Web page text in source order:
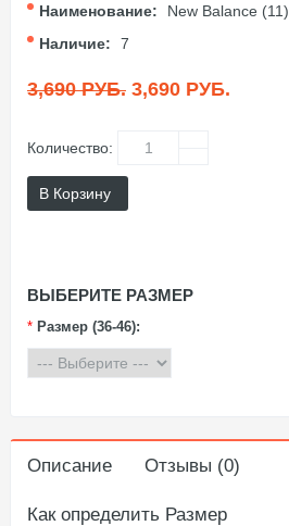
Наименование:
New Balance (11)
Наличие:
7
3,690 РУБ. 3,690 РУБ.
Количество:
В Корзину
ВЫБЕРИТЕ РАЗМЕР
* Размер (36-46):
Описание Отзывы (0)
Как определить Размер